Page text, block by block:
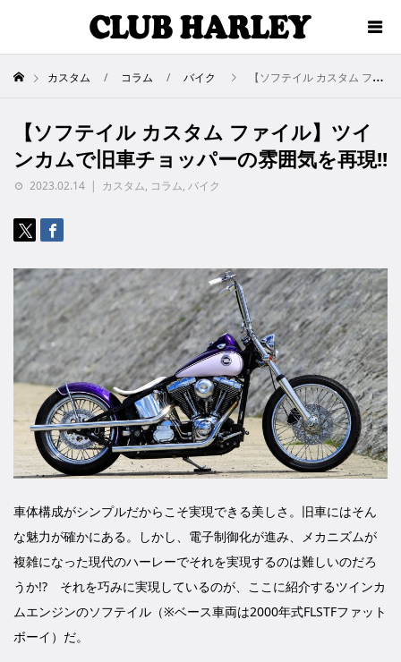
カスタム コラム バイク 【ソフテイル カスタム ファイル】ツインカムで旧車チョッパーの雰囲気を再現!!
【ソフテイル カスタム ファイル】ツイ
ンカムで旧車チョッパーの雰囲気を再現!!
2023.02.14 カスタム, コラム, バイク
車体構成がシンプルだからこそ実現できる美しさ。旧車にはそん
な魅力が確かにある。しかし、電子制御化が進み、メカニズムが
複雑になった現代のハーレーでそれを実現するのは難しいのだろ
うか!? それを巧みに実現しているのが、ここに紹介するツインカ
ムエンジンのソフテイル（※ベース車両は2000年式FLSTFファット
ボーイ）だ。